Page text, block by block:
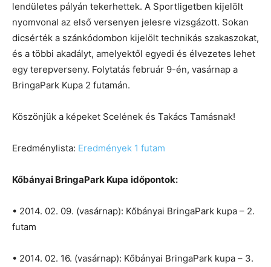
lendületes pályán tekerhettek. A Sportligetben kijelölt
nyomvonal az első versenyen jelesre vizsgázott. Sokan
dicsérték a szánkódombon kijelölt technikás szakaszokat,
és a többi akadályt, amelyektől egyedi és élvezetes lehet
egy terepverseny. Folytatás február 9-én, vasárnap a
BringaPark Kupa 2 futamán.
Köszönjük a képeket Scelének és Takács Tamásnak!
Eredménylista: Eredmények 1 futam
Kőbányai BringaPark Kupa időpontok:
• 2014. 02. 09. (vasárnap): Kőbányai BringaPark kupa – 2.
futam
• 2014. 02. 16. (vasárnap): Kőbányai BringaPark kupa – 3.